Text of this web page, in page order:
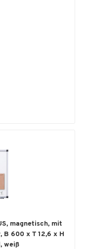
magnetisch, mit
600 x T 12,6 x H
weiß